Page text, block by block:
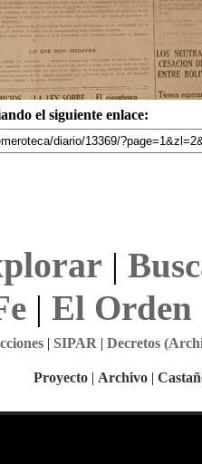
el siguiente enlace:
|
| El Orden
| SIPAR | Decretos
Proyecto | Archivo |